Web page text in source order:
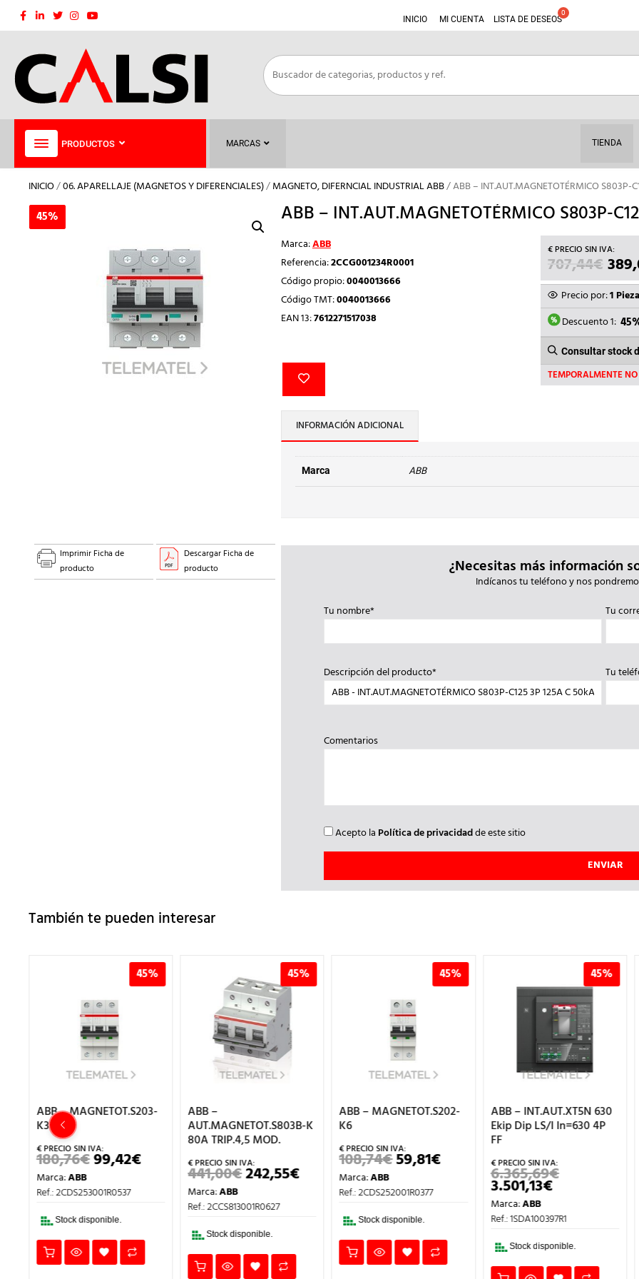
Saltar
INICIO MI CUENTA LISTA DE DESEOS
PRODUCTOS MARCAS TIENDA
INICIO/06. APARELLAJE (MAGNETOS Y DIFERENCIALES)/MAGNETO, DIFERNCIAL INDUSTRIAL ABB/ ABB – INT.AUT.MAGNETOTÉRMICO S803P-
45% ABB – INT.AUT.MAGNETOTÉRMICO S803P-
Marca:ABB
Referencia:2CCG001234R0001
Código propio:0040013666
Código TMT:0040013666
EAN 13:7612271517038
707,44€ EL
ERA:
Precio por:1 Pieza
Descuento 1:
Consultar stock
TEMPORALMENTE
INFORMACIÓN ADICIONAL
Marca ABB
45%
Imprimir Ficha de
producto
Descargar Ficha de
producto
¿Necesitas más información
Indícanos tu teléfono y nos
Tu nombre*
Tu
Descripción del producto* Tu
Comentarios
Acepto la Política de privacidadde este sitio
También te pueden interesar
45%
ABB – MAGNETOT.S203-
K32
180,76€EL
PRECIO
ERA:
99,42€EL
PRECIO
ACTUAL
Marca:ABB
Ref.: 2CDS253001R0537
Stock disponible.
45%
ABB –
AUT.MAGNETOT.S803B-K
80A TRIP.4,5 MOD.
441,00€EL
PRECIO
ERA:
242,55€EL
PRECIO
ACTUAL
242,55€.
Marca:ABB
Ref.: 2CCS813001R0627
Stock disponible.
45%
ABB – MAGNETOT.S202-
K6
108,74€EL
PRECIO
ERA:
59,81€EL
PRECIO
ACTUAL
Marca:ABB
Ref.: 2CDS252001R0377
Stock disponible.
45%
ABB – INT.AUT.XT5N 630
Ekip Dip LS/I In=630 4P
FF
6.365,69€EL
PRECIO
6.365,69€.
3.501,13€EL
PRECIO
ES:
Marca:ABB
Ref.: 1SDA100397R1
Stock disponible.